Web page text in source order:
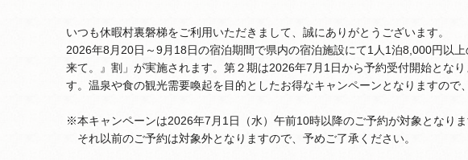
いつも休暇村裏磐梯をご利用いただきまして、誠にありがとうございます。
2026年8月20日～9月18日の宿泊期間で県内の宿泊施設にて1人1泊8,000円以
来て。』割」が実施されます。第２期は2026年7月1日から予約受付開始とな
す。温泉や食の観光需要喚起を目的としたお得なキャンペーンとなりますので
※本キャンペーンは2026年7月1日（水）午前10時以降のご予約が対象となりま
それ以前のご予約は対象外となりますので、予めご了承ください。